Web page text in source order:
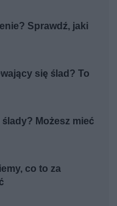
Sprawdź, jaki
się ślad? To
Możesz mieć
co to za